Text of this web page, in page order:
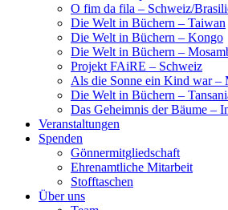
O fim da fila – Schweiz/
Die Welt in Büchern – Taiwan
Die Welt in Büchern – Kongo
Die Welt in Büchern –
Projekt FAiRE – Schweiz
Als die Sonne ein Kind war –
Die Welt in Büchern –
Das Geheimnis der Bäume –
Veranstaltungen
Spenden
Gönnermitgliedschaft
Ehrenamtliche Mitarbeit
Stofftaschen
Über uns